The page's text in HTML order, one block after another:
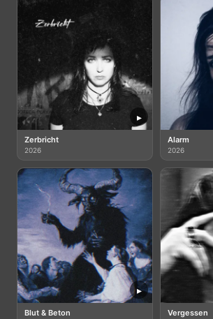
▸
Zerbricht
2026
Alarm
2026
▸
Blut & Beton Vergessen